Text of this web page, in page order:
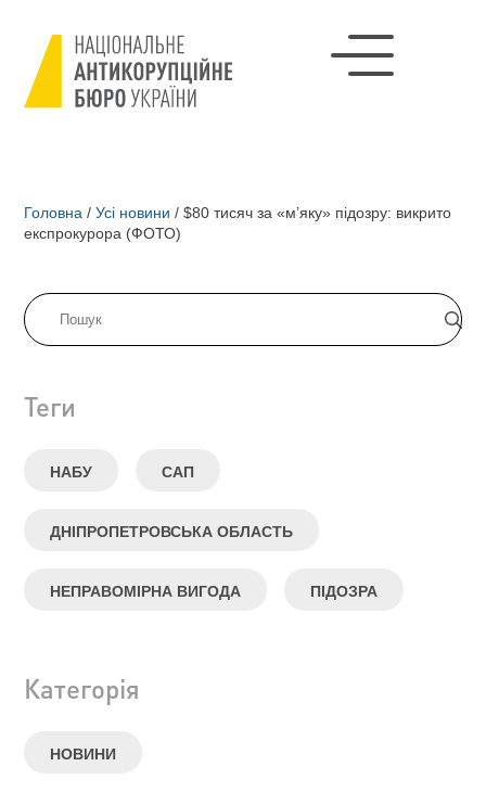
Головна / Усі новини / $80 тисяч за «м’яку» підозру: викрито
експрокурора (ФОТО)
Теги
НАБУ САП
ДНІПРОПЕТРОВСЬКА ОБЛАСТЬ
НЕПРАВОМІРНА ВИГОДА ПІДОЗРА
Категорія
НОВИНИ